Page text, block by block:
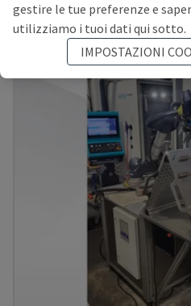
gestire le tue preferenze e
utilizziamo i tuoi dati qui sotto.
IMPOSTAZIONI